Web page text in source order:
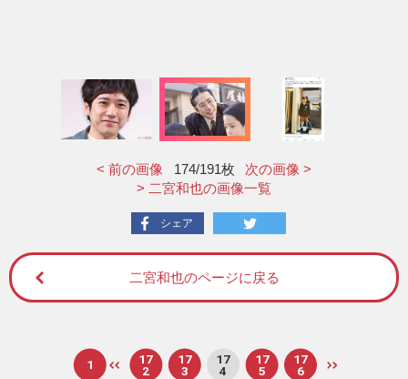
< 前の画像 174/191枚
次の画像 >
> 二宮和也の画像一覧
シェア
二宮和也のページに戻る
1
17
2
17
3
17
4
17
5
17
6